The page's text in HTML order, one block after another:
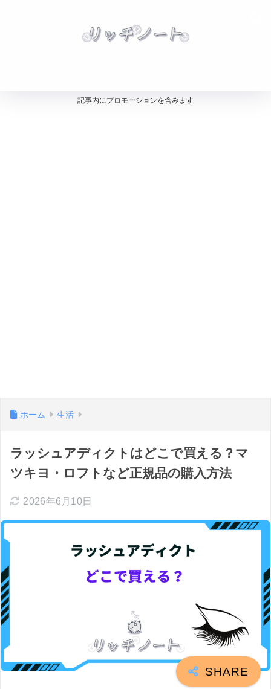
記事内にプロモーションを含みます
ホーム 生活
ラッシュアディクトはどこで買える？マ
ツキヨ・ロフトなど正規品の購入方法
2026年6月10日